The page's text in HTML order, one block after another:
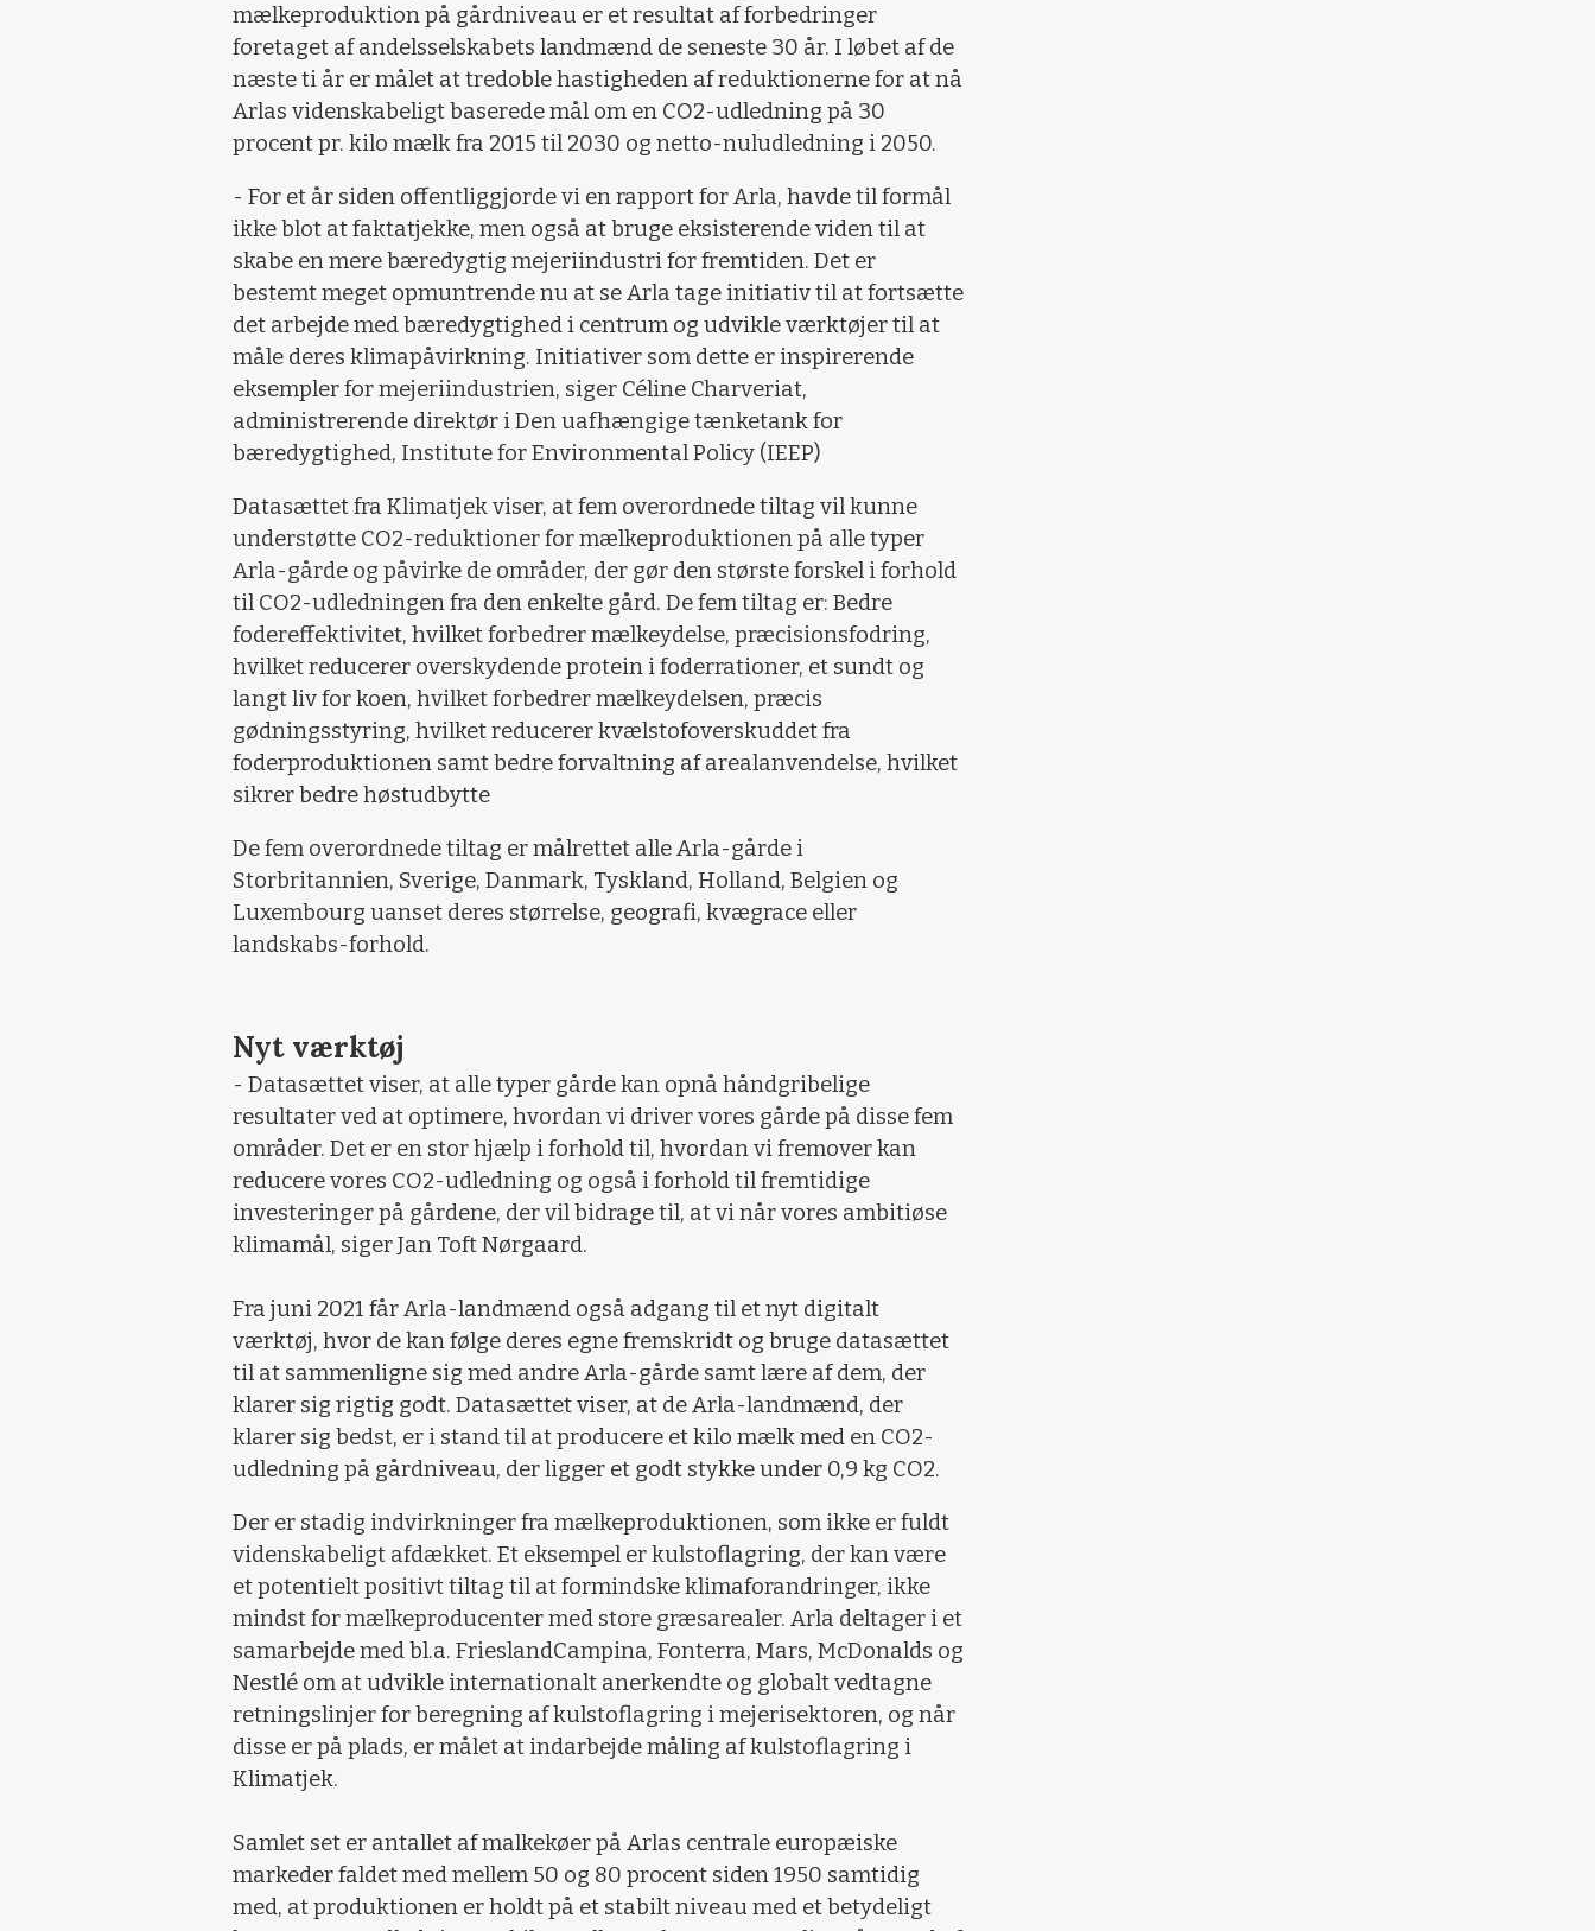
mælkeproduktion på gårdniveau er et resultat af forbedringer
foretaget af andelsselskabets landmænd de seneste 30 år. I løbet af de
næste ti år er målet at tredoble hastigheden af reduktionerne for at nå
Arlas videnskabeligt baserede mål om en CO2-udledning på 30
procent pr. kilo mælk fra 2015 til 2030 og netto-nuludledning i 2050.
- For et år siden offentliggjorde vi en rapport for Arla, havde til formål
ikke blot at faktatjekke, men også at bruge eksisterende viden til at
skabe en mere bæredygtig mejeriindustri for fremtiden. Det er
bestemt meget opmuntrende nu at se Arla tage initiativ til at fortsætte
det arbejde med bæredygtighed i centrum og udvikle værktøjer til at
måle deres klimapåvirkning. Initiativer som dette er inspirerende
eksempler for mejeriindustrien, siger Céline Charveriat,
administrerende direktør i Den uafhængige tænketank for
bæredygtighed, Institute for Environmental Policy (IEEP)
Datasættet fra Klimatjek viser, at fem overordnede tiltag vil kunne
understøtte CO2-reduktioner for mælkeproduktionen på alle typer
Arla-gårde og påvirke de områder, der gør den største forskel i forhold
til CO2-udledningen fra den enkelte gård. De fem tiltag er: Bedre
fodereffektivitet, hvilket forbedrer mælkeydelse, præcisionsfodring,
hvilket reducerer overskydende protein i foderrationer, et sundt og
langt liv for koen, hvilket forbedrer mælkeydelsen, præcis
gødningsstyring, hvilket reducerer kvælstofoverskuddet fra
foderproduktionen samt bedre forvaltning af arealanvendelse, hvilket
sikrer bedre høstudbytte
De fem overordnede tiltag er målrettet alle Arla-gårde i
Storbritannien, Sverige, Danmark, Tyskland, Holland, Belgien og
Luxembourg uanset deres størrelse, geografi, kvægrace eller
landskabs-forhold.
Nyt værktøj
- Datasættet viser, at alle typer gårde kan opnå håndgribelige
resultater ved at optimere, hvordan vi driver vores gårde på disse fem
områder. Det er en stor hjælp i forhold til, hvordan vi fremover kan
reducere vores CO2-udledning og også i forhold til fremtidige
investeringer på gårdene, der vil bidrage til, at vi når vores ambitiøse
klimamål, siger Jan Toft Nørgaard.
Fra juni 2021 får Arla-landmænd også adgang til et nyt digitalt
værktøj, hvor de kan følge deres egne fremskridt og bruge datasættet
til at sammenligne sig med andre Arla-gårde samt lære af dem, der
klarer sig rigtig godt. Datasættet viser, at de Arla-landmænd, der
klarer sig bedst, er i stand til at producere et kilo mælk med en CO2-
udledning på gårdniveau, der ligger et godt stykke under 0,9 kg CO2.
Der er stadig indvirkninger fra mælkeproduktionen, som ikke er fuldt
videnskabeligt afdækket. Et eksempel er kulstoflagring, der kan være
et potentielt positivt tiltag til at formindske klimaforandringer, ikke
mindst for mælkeproducenter med store græsarealer. Arla deltager i et
samarbejde med bl.a. FrieslandCampina, Fonterra, Mars, McDonalds og
Nestlé om at udvikle internationalt anerkendte og globalt vedtagne
retningslinjer for beregning af kulstoflagring i mejerisektoren, og når
disse er på plads, er målet at indarbejde måling af kulstoflagring i
Klimatjek.
Samlet set er antallet af malkekøer på Arlas centrale europæiske
markeder faldet med mellem 50 og 80 procent siden 1950 samtidig
med, at produktionen er holdt på et stabilt niveau med et betydeligt